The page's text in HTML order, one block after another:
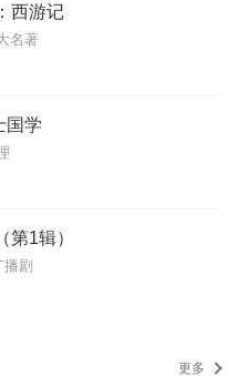
西游记
名著
国学
第1辑）
剧
更多